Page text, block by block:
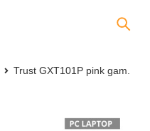
Trust GXT101P pink gam.